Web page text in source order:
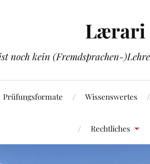
Lærari
noch kein (Fremdsprachen-
Prüfungsformate Wissenswertes
Rechtliches